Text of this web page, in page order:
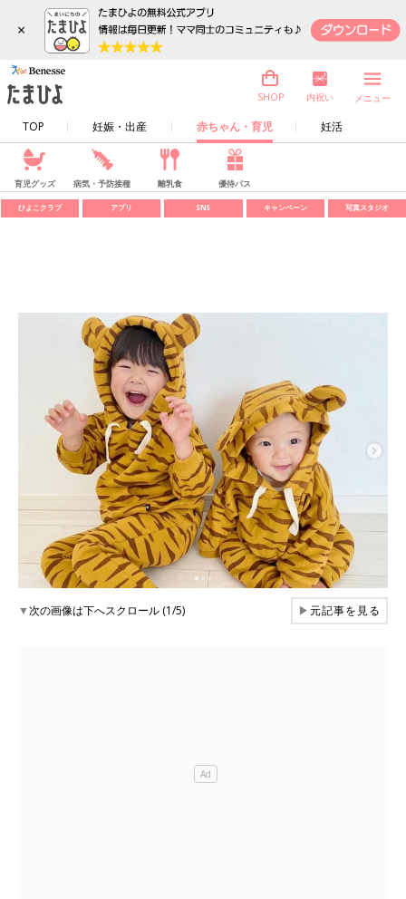
×
TOP 妊娠・出産 赤ちゃん・育児 妊活
SHOP 内祝い メニュー
育児グッズ 病気・予防接種 離乳食 優待パス
ひよこクラブ アプリ SNS キャンペーン 写真スタジオ
▼次の画像は下へスクロール (1/5) ▶元記事を見る